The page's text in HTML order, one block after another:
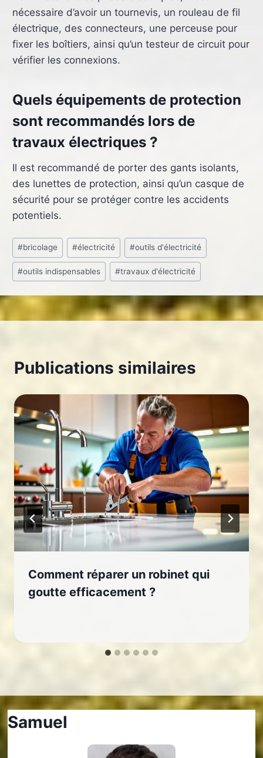
nécessaire d’avoir un tournevis, un rouleau de fil
électrique, des connecteurs, une perceuse pour
fixer les boîtiers, ainsi qu’un testeur de circuit pour
vérifier les connexions.
Quels équipements de protection
sont recommandés lors de
travaux électriques ?
Il est recommandé de porter des gants isolants,
des lunettes de protection, ainsi qu’un casque de
sécurité pour se protéger contre les accidents
potentiels.
Étiquettes
de
la
#bricolage #électricité #outils d'électricité
#outils indispensables #travaux d'électricité
Publications similaires
Comment réparer un robinet qui
goutte efficacement ?
Samuel